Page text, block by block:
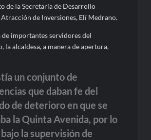
de la Secretaría de Desarrollo
de Inversiones, Elí Medrano.
de importantes servidores del
la alcaldesa, a manera de apertura,
un conjunto de
que daban fe del
de deterioro en que se
la Quinta Avenida, por lo
la supervisión de